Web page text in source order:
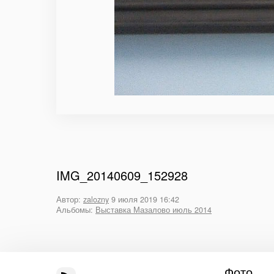
IMG_20140609_152928
Автор: zalozny 9 июля 2019 16:42
Альбомы: Выставка Мазалово июль 2014